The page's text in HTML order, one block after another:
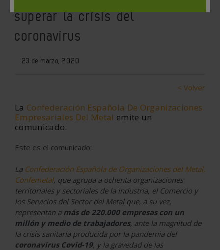
superar la crisis del
coronavirus
23 de marzo, 2020
< Volver
La Confederación Española De Organizaciones
Empresariales Del Metal emite un
comunicado.
Este es el comunicado:
La Confederación Española de Organizaciones del Metal,
Confemetal, que agrupa a ochenta organizaciones
territoriales y sectoriales de la industria, el Comercio y
los Servicios del Sector del Metal que, a su vez,
representan a más de 220.000 empresas con un
millón y medio de trabajadores, ante la magnitud de
la crisis sanitaria producida por la pandemia del
coronavirus Covid-19, y la gravedad de las